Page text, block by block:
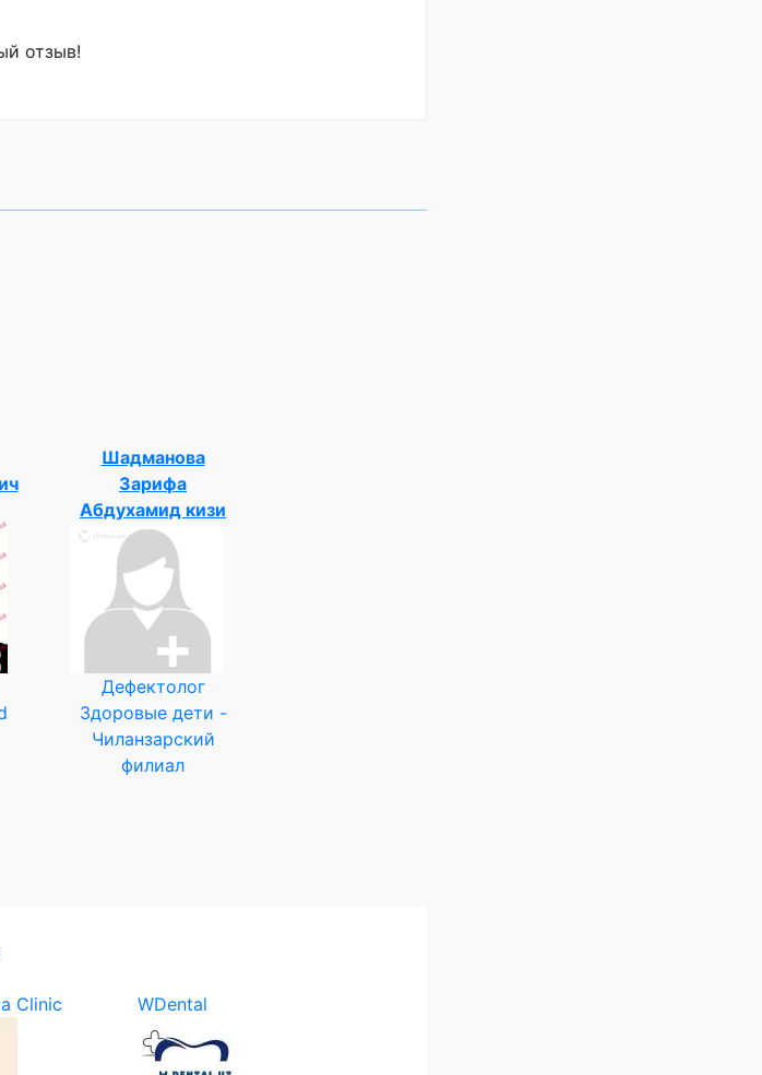
отзыв!
Шадманова
Зарифа
Абдухамид кизи
Дефектолог
Здоровые дети -
Чиланзарский
филиал
Clinic WDental